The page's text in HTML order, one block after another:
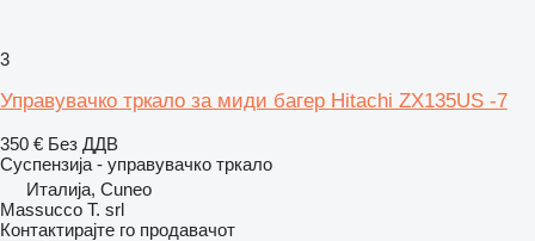
3
Управувачко тркало за миди багер Hitachi ZX135US -7
350 € Без ДДВ
Суспензија - управувачко тркало
Италија, Cuneo
Massucco T. srl
Контактирајте го продавачот